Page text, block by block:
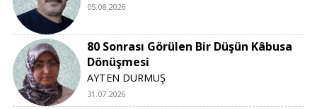
05.08.2026
80 Sonrası Görülen Bir Düşün Kâbusa
Dönüşmesi
AYTEN DURMUŞ
31.07.2026